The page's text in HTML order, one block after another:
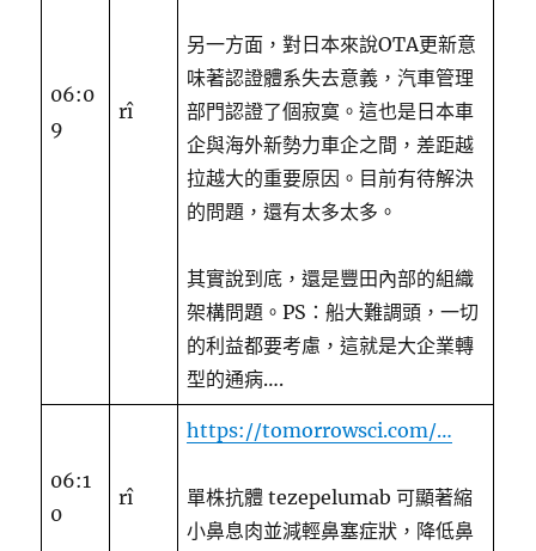
06:0
9
rî
另一方面，對日本來說OTA更新意
味著認證體系失去意義，汽車管理
部門認證了個寂寞。這也是日本車
企與海外新勢力車企之間，差距越
拉越大的重要原因。目前有待解決
的問題，還有太多太多。
其實說到底，還是豐田內部的組織
架構問題。PS：船大難調頭，一切
的利益都要考慮，這就是大企業轉
型的通病….
06:1
0
rî
https://tomorrowsci.com/…
單株抗體 tezepelumab 可顯著縮
小鼻息肉並減輕鼻塞症狀，降低鼻